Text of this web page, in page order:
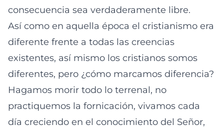
consecuencia sea verdaderamente libre.
Así como en aquella época el cristianismo era
diferente frente a todas las creencias
existentes, así mismo los cristianos somos
diferentes, pero ¿cómo marcamos diferencia?
Hagamos morir todo lo terrenal, no
practiquemos la fornicación, vivamos cada
día creciendo en el conocimiento del Señor,